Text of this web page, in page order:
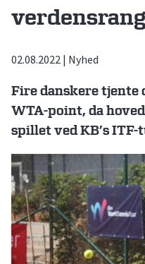
02.08.2022 | Nyhed
Fire danskere tjente
WTA-point, da
spillet ved KB’s